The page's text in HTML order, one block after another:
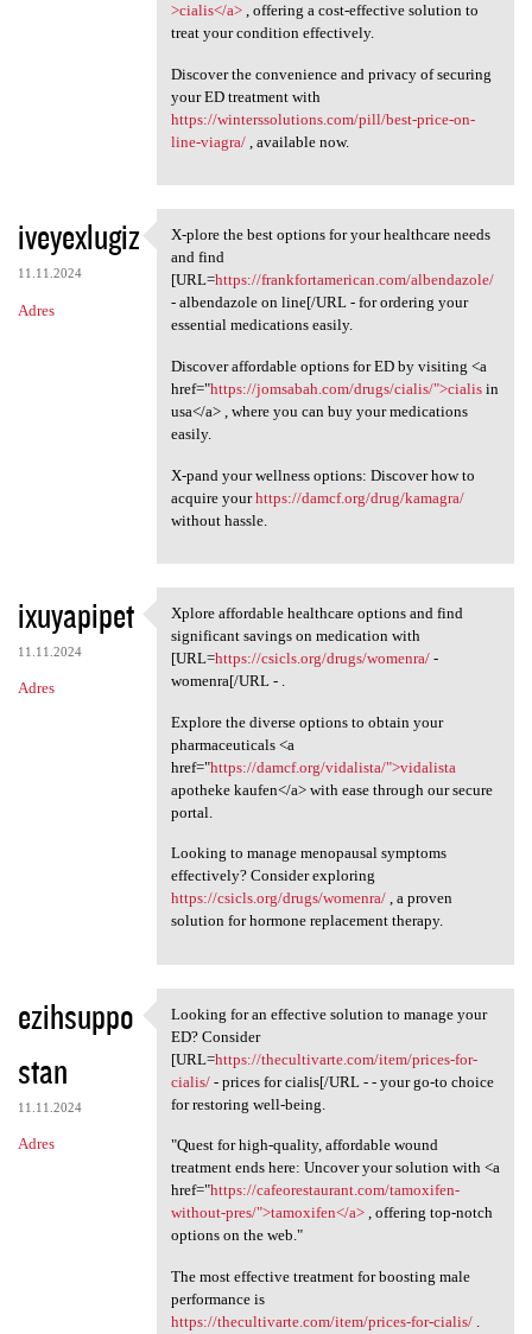
>cialis</a>, offering a cost-effective solution to
treat your condition effectively.
Discover the convenience and privacy of securing
your ED treatment with
https://winterssolutions.com/pill/best-price-on-
line-viagra/, available now.
iveyexlugiz
11.11.2024
Adres
X-plore the best options for
X-plore the best options for your healthcare needs
and find
[URL=https://frankfortamerican.com/albendazole/
- albendazole on line[/URL - for ordering your
essential medications easily.
Discover affordable options for ED by visiting <a
href="https://jomsabah.com/drugs/cialis/">cialisin
usa</a> , where you can buy your medications
easily.
X-pand your wellness options: Discover how to
acquire yourhttps://damcf.org/drug/kamagra/
without hassle.
ixuyapipet
11.11.2024
Adres
Xplore affordable healthcare
Xplore affordable healthcare options and find
significant savings on medication with
[URL=https://csicls.org/drugs/womenra/-
womenra[/URL - .
Explore the diverse options to obtain your
pharmaceuticals <a
href="https://damcf.org/vidalista/">vidalista
apotheke kaufen</a> with ease through our secure
portal.
Looking to manage menopausal symptoms
effectively? Consider exploring
https://csicls.org/drugs/womenra/, a proven
solution for hormone replacement therapy.
ezihsuppo
stan
11.11.2024
Adres
Looking for an effective
Looking for an effective solution to manage your
ED? Consider
[URL=https://thecultivarte.com/item/prices-for-
cialis/- prices for cialis[/URL - - your go-to choice
for restoring well-being.
"Quest for high-quality, affordable wound
treatment ends here: Uncover your solution with <a
href="https://cafeorestaurant.com/tamoxifen-
without-pres/">tamoxifen</a>, offering top-notch
options on the web."
The most effective treatment for boosting male
performance is
https://thecultivarte.com/item/prices-for-cialis/.